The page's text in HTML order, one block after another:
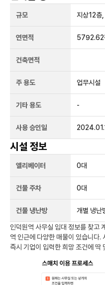
규모 지상12층
연면적 5792.62
건축면적
주 용도 업무시설
기타 용도 -
사용 승인일
시설 정보
엘리베이터 0대
건물 주차 0대
건물 냉난방 개별 냉난
인덕원역 사무실 임대 정보를 찾고
역 인근에 다양한 매물이 있습니다.
즉시 기업이 입력한 희망 조건에 딱